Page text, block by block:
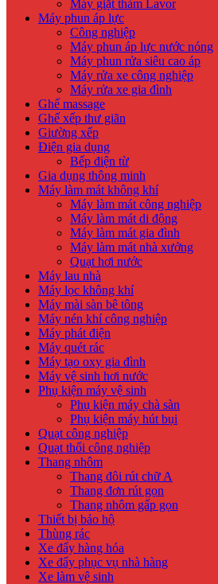
Máy giặt thảm Lavor
Máy phun áp lực
Công nghiệp
Máy phun áp lực nước nóng
Máy phun rửa siêu cao áp
Máy rửa xe công nghiệp
Máy rửa xe gia đình
Ghế massage
Ghế xếp thư giãn
Giường xếp
Điện gia dụng
Bếp điện từ
Gia dụng thông minh
Máy làm mát không khí
Máy làm mát công nghiệp
Máy làm mát di động
Máy làm mát gia đình
Máy làm mát nhà xưởng
Quạt hơi nước
Máy lau nhà
Máy lọc không khí
Máy mài sàn bê tông
Máy nén khí công nghiệp
Máy phát điện
Máy quét rác
Máy tạo oxy gia đình
Máy vệ sinh hơi nước
Phụ kiện máy vệ sinh
Phụ kiện máy chà sàn
Phụ kiện máy hút bụi
Quạt công nghiệp
Quạt thổi công nghiệp
Thang nhôm
Thang đôi rút chữ A
Thang đơn rút gọn
Thang nhôm gấp gọn
Thiết bị bảo hộ
Thùng rác
Xe đẩy hàng hóa
Xe đẩy phục vụ nhà hàng
Xe làm vệ sinh